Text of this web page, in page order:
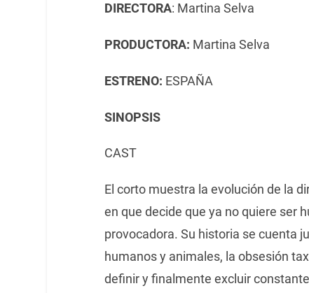
DIRECTORA: Martina Selva
PRODUCTORA: Martina Selva
ESTRENO: ESPAÑA
SINOPSIS
CAST
El corto muestra la evolución de la
en que decide que ya no quiere ser
provocadora. Su historia se cuenta
humanos y animales, la obsesión
definir y finalmente excluir